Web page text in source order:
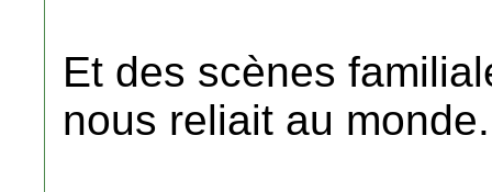
Et des scènes
nous reliait au monde.